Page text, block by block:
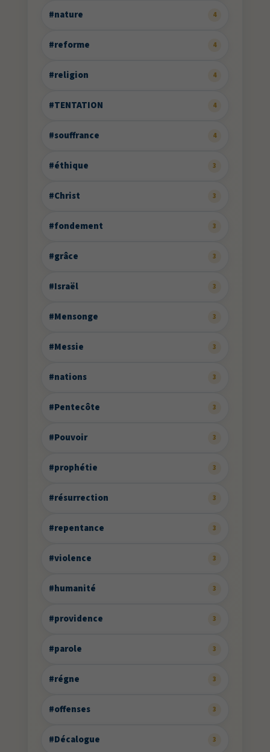
#nature 4
#reforme 4
#religion 4
#TENTATION 4
#souffrance 4
#éthique 3
#Christ 3
#fondement 3
#grâce 3
#Israël 3
#Mensonge 3
#Messie 3
#nations 3
#Pentecôte 3
#Pouvoir 3
#prophétie 3
#résurrection 3
#repentance 3
#violence 3
#humanité 3
#providence 3
#parole 3
#régne 3
#offenses 3
#Décalogue 3